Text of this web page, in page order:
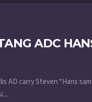
ADC
AD carry Steven “Hans